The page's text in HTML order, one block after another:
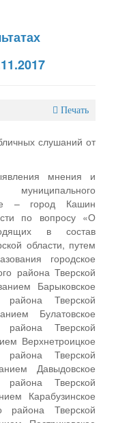
Печать
слушаний от
мнения и
– город Кашин
по вопросу «О
в состав
области, путем
городское
района Тверской
Барыковское
района Тверской
Булатовское
района Тверской
Верхнетроицкое
района Тверской
Давыдовское
района Тверской
Карабузинское
района Тверской